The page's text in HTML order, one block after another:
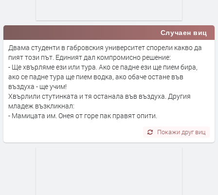
Случаен виц
Двама студенти в габровския университет спорели какво да
пият този път. Единият дал компромисно решение:
- Ще хвърляме ези или тура. Ако се падне ези ще пием бира,
ако се падне тура ще пием водка, ако обаче остане във
въздуха - ще учим!
Хвърлили стутинката и тя останала във въздуха. Другия
младеж възкликнал:
- Мамицата им. Онея от горе пак правят опити.
Покажи друг виц